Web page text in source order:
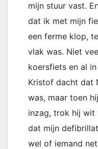
mijn stuur vast.
dat ik met mijn
een ferme klop,
vlak was. Niet
koersfiets en al
Kristof dacht dat
was, maar toen
inzag, trok hij wit
dat mijn
wel of iemand